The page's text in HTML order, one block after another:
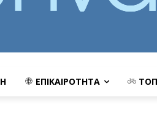
ΕΠΙΚΑΙΡΟΤΗΤΑ